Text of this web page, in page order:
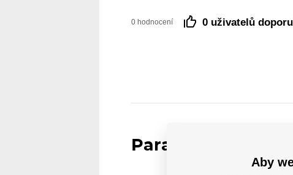
0 hodnocení 0 uživatelů
Parametry
Aby